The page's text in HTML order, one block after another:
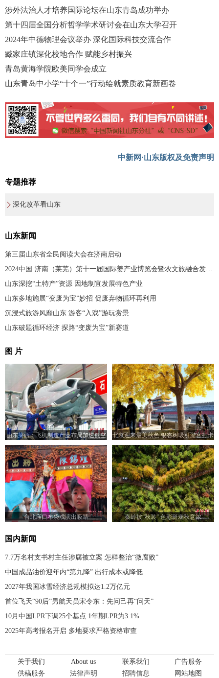
涉外法治人才培养国际论坛在山东青岛成功举办
第十四届全国分析哲学学术研讨会在山东大学召开
2024年中德物理会议举办 深化国际科技交流合作
臧家庄镇深化校地合作 赋能乡村振兴
青岛黄海学院欧美同学会成立
山东青岛中小学“十个一”行动绘就素质教育新画卷
中新网·山东版权及免责声明
专题推荐
深化改革看山东
山东新闻
第三届山东省全民阅读大会在济南启动
山东深挖“土特产”资源 因地制宜发展特色产业
山东多地施展“变废为宝”妙招 促废弃物循环再利用
沉浸式旅游风靡山东 游客“入戏”游玩赏景
山东破题循环经济 探路“变废为宝”新赛道
图 片
山东莱西：飞机制造产业布局加速低空
经济“高飞”
北京迎来最美秋色 银杏树吸引游客打卡
台北庙口布袋戏演出吸睛 秦岭披“秋装” 色彩斑斓秋意浓
国内新闻
7.7万名村支书村主任涉腐被立案 怎样整治“微腐败”
中国成品油价迎年内“第九降” 出行成本或降低
2027年我国冰雪经济总规模拟达1.2万亿元
首位飞天“90后”男航天员宋令东：先问己再“问天”
10月中国LPR下调25个基点 1年期LPR为3.1%
2025年高考报名开启 多地要求严格资格审查
关于我们 About us 联系我们
广告服务
供稿服务
法律声明 招聘信息 网站地图